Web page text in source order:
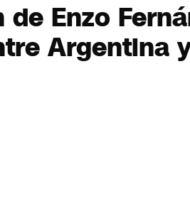
Enzo
Argentina